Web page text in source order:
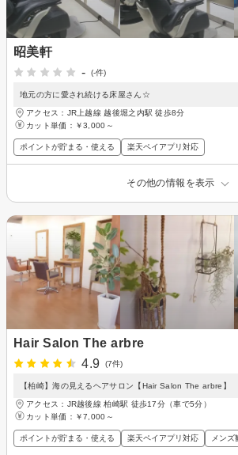
昭美軒
-
(-件)
地元の方に愛され続ける床屋さん☆
アクセス：JR上越線 越後堀之内駅 徒歩8分
カット単価： ￥3,000～
ポイントが貯まる・使える 楽天ペイアプリ対応
その他の情報を表示
Hair Salon The arbre
4.9
(7件)
【柏崎】海の見えるヘアサロン【Hair Salon The arbre】
アクセス：JR越後線 柏崎駅 徒歩17分（車で5分）
カット単価： ￥7,000～
ポイントが貯まる・使える 楽天ペイアプリ対応 メンズ